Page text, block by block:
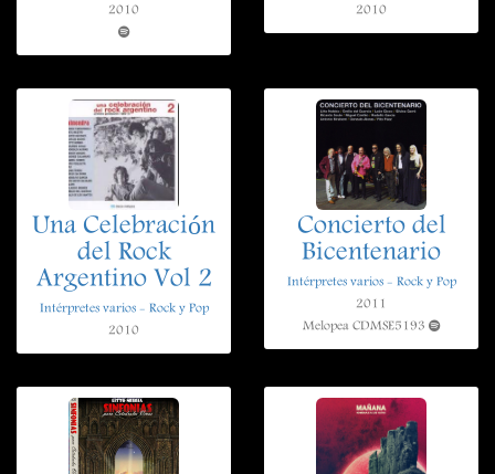
2010
2010
Una Celebración
del Rock
Argentino Vol 2
Intérpretes varios - Rock y Pop
2010
Concierto del
Bicentenario
Intérpretes varios - Rock y Pop
2011
Melopea CDMSE5193